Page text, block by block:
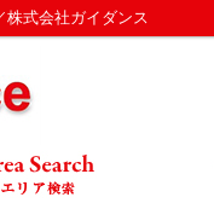
株式会社ガイダンス